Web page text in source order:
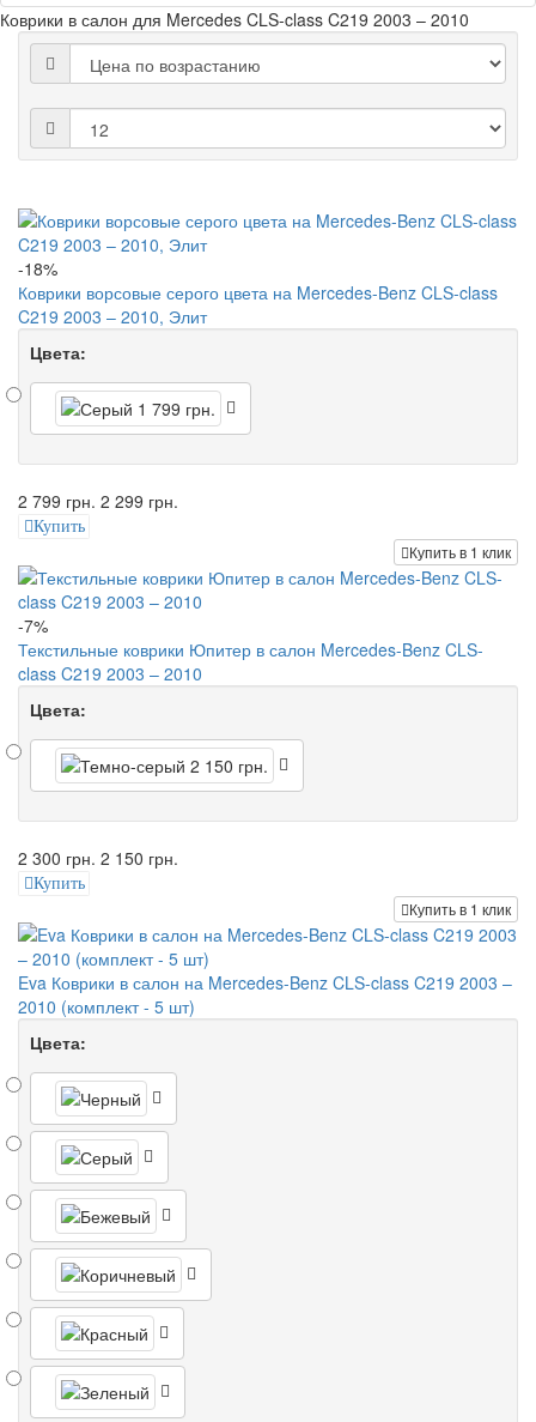
Коврики в салон для Mercedes CLS-class C219 2003 – 2010
-18%
Коврики ворсовые серого цвета на Mercedes-Benz CLS-class
C219 2003 – 2010, Элит
Цвета:
2 799 грн. 2 299 грн.
Купить
Купить в 1 клик
-7%
Текстильные коврики Юпитер в салон Mercedes-Benz CLS-
class C219 2003 – 2010
Цвета:
2 300 грн. 2 150 грн.
Купить
Купить в 1 клик
Eva Коврики в салон на Mercedes-Benz CLS-class C219 2003 –
2010 (комплект - 5 шт)
Цвета: